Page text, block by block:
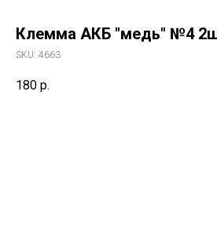
Клемма АКБ "медь" №4
SKU: 4663
180 р.